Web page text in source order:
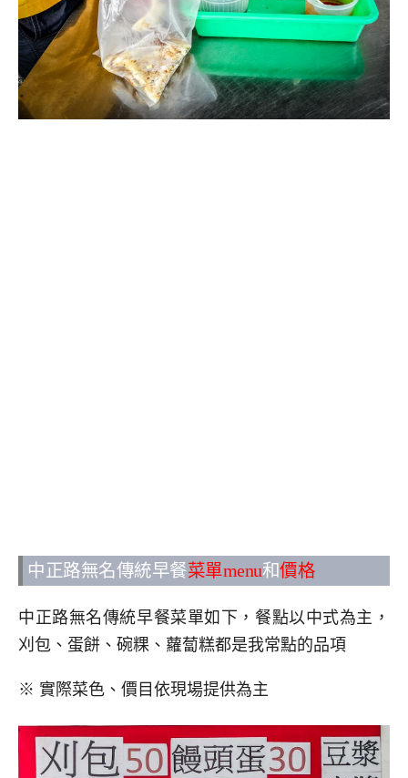
中正路無名傳統早餐菜單menu和價格
中正路無名傳統早餐菜單如下，餐點以中式為主，
刈包、蛋餅、碗粿、蘿蔔糕都是我常點的品項
※ 實際菜色、價目依現場提供為主